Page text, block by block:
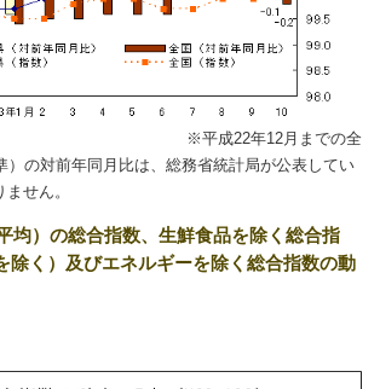
年12月までの全
）の対前年同月比は、総務省統計局が公表してい
ません。
均）の総合指数、生鮮食品を除く総合指
除く）及びエネルギーを除く総合指数の動